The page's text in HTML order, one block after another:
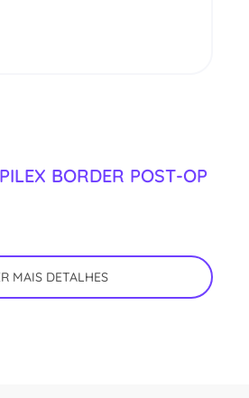
BORDER POST-OP
MAIS DETALHES